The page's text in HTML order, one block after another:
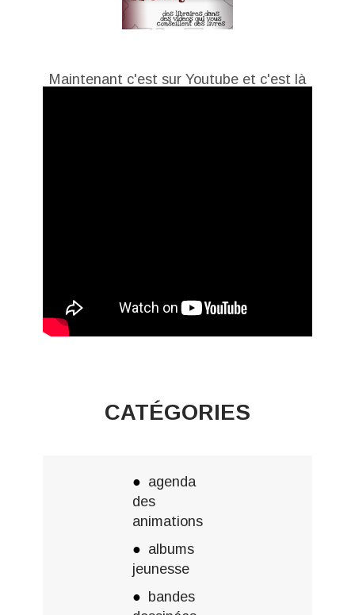
Maintenant c'est sur Youtube et c'est là
CATÉGORIES
agenda
des
animations
albums
jeunesse
bandes